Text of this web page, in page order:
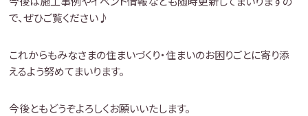
で、ぜひご覧ください♪
これからもみなさまの住まいづくり・住まいのお困りごとに寄り添
えるよう努めてまいります。
今後ともどうぞよろしくお願いいたします。